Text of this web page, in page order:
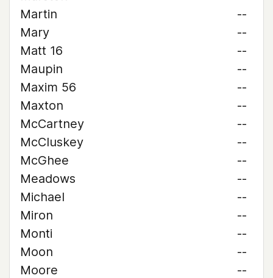
Martin
--
Mary
--
Matt 16
--
Maupin
--
Maxim 56
--
Maxton
--
McCartney
--
McCluskey
--
McGhee
--
Meadows
--
Michael
--
Miron
--
Monti
--
Moon
--
Moore
--